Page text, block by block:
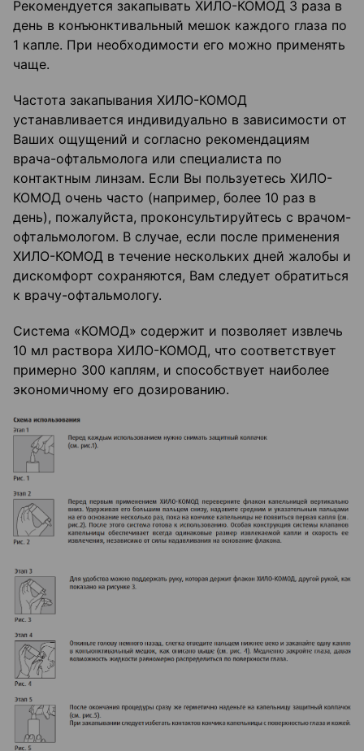
Рекомендуется закапывать ХИЛО-КОМОД 3 раза в
день в конъюнктивальный мешок каждого глаза по
1 капле. При необходимости его можно применять
чаще.
Частота закапывания ХИЛО-КОМОД
устанавливается индивидуально в зависимости от
Ваших ощущений и согласно рекомендациям
врача-офтальмолога или специалиста по
контактным линзам. Если Вы пользуетесь ХИЛО-
КОМОД очень часто (например, более 10 раз в
день), пожалуйста, проконсультируйтесь с врачом-
офтальмологом. В случае, если после применения
ХИЛО-КОМОД в течение нескольких дней жалобы и
дискомфорт сохраняются, Вам следует обратиться
к врачу-офтальмологу.
Система «КОМОД» содержит и позволяет извлечь
10 мл раствора ХИЛО-КОМОД, что соответствует
примерно 300 каплям, и способствует наиболее
экономичному его дозированию.